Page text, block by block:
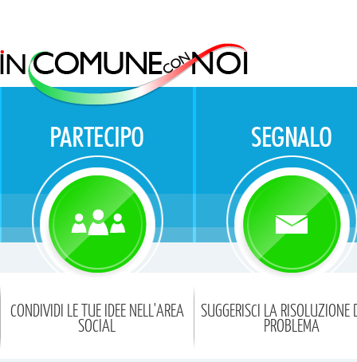
CONDIVIDI LE TUE IDEE NELL'AREA
SOCIAL
SUGGERISCI LA RISOLUZIONE
PROBLEMA